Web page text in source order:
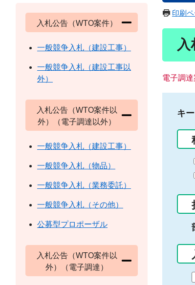
印刷
入
電子調達
キ
入札公告（WTO案件）
一般競争入札（建設工事）
一般競争入札（建設工事以
外）
入札公告（WTO案件以
外）（電子調達以外）
一般競争入札（建設工事）
一般競争入札（物品）
一般競争入札（業務委託）
一般競争入札（その他）
公募型プロポーザル
入札公告（WTO案件以
外）（電子調達）